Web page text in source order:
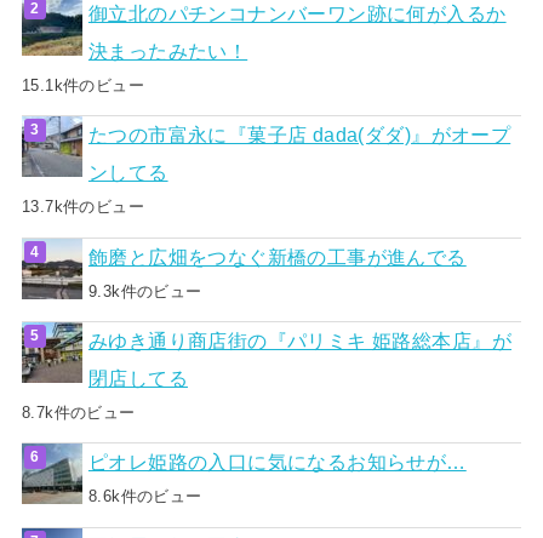
御立北のパチンコナンバーワン跡に何が入るか
決まったみたい！
15.1k件のビュー
たつの市富永に『菓子店 dada(ダダ)』がオープ
ンしてる
13.7k件のビュー
飾磨と広畑をつなぐ新橋の工事が進んでる
9.3k件のビュー
みゆき通り商店街の『パリミキ 姫路総本店』が
閉店してる
8.7k件のビュー
ピオレ姫路の入口に気になるお知らせが…
8.6k件のビュー